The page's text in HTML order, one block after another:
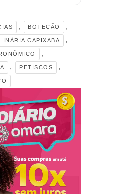
, BOTECÃO ,
CAPIXABA ,
,
, PETISCOS ,